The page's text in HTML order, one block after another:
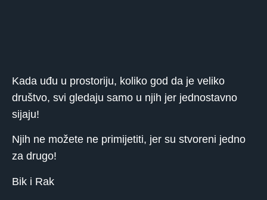
Kada uđu u prostoriju, koliko god da je veliko
društvo, svi gledaju samo u njih jer jednostavno
sijaju!
Njih ne možete ne primijetiti, jer su stvoreni jedno
za drugo!
Bik i Rak